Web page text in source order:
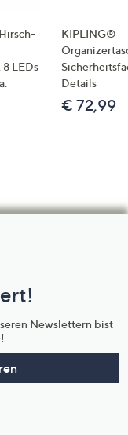
8 LEDs
KIPLING®
Details
€ 72,99
Newslettern bist